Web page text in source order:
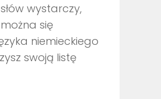
wystarczy,
się
niemieckiego
swoją listę